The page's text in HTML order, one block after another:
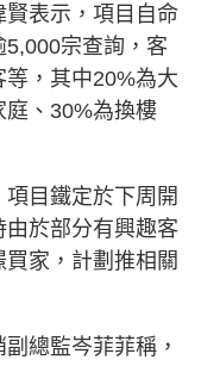
表示，項目自命
宗查詢，客
，其中20%為大
庭、30%為換樓
目鐵定於下周開
於部分有興趣客
家，計劃推相關
總監岑菲菲稱，